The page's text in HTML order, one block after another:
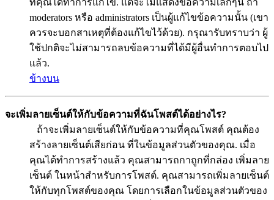
ที่คุณได้ทำการแก้ไข. แต่จะไม่แสดงข้อความเล็กๆนี้ ถ้า
moderators หรือ administrators เป็นผู้แก้ไขข้อความนั้น (เขา
ควรจะบอกสาเหตุที่ต้องแก้ไขไว้ด้วย). กรุณารับทราบว่า ผู้
ใช้ปกติจะไม่สามารถลบข้อความที่ได้มีผู้อื่นทำการตอบไป
แล้ว.
ข้างบน
จะเพิ่มลายเซ็นต์ให้กับข้อความที่ฉันโพสต์ได้อย่างไร?
ถ้าจะเพิ่มลายเซ็นต์ให้กับข้อความที่คุณโพสต์ คุณต้อง
สร้างลายเซ็นต์เสียก่อน ที่ในข้อมูลส่วนตัวของคุณ. เมื่อ
คุณได้ทำการสร้างแล้ว คุณสามารถกาถูกที่กล่อง เพิ่มลาย
เซ็นต์ ในหน้าสำหรับการโพสต์. คุณสามารถเพิ่มลายเซ็นต์
ให้กับทุกโพสต์ของคุณ โดยการเลือกในข้อมูลส่วนตัวของ